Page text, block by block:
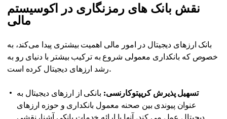
نقش بانک های رمزنگاری در اکوسیستم
مالی
بانک ارزهای دیجیتال در امور مالی اهمیت بیشتری پیدا می‌کند، به
خصوص که بانکداری معمولی شروع به ترکیب بیشتر با دنیای رو به
رشد ارزهای دیجیتال کرده است.
تسهیل پذیرش کریپتوکارنسی: بانکی از ارزهای دیجیتال به
عنوان پیوندی بین صحنه معمول بانکداری و حوزه ارزهای
دیجیتال عمل می کند. آنها با ارائه خدمات بانکی آشنا، نقشی